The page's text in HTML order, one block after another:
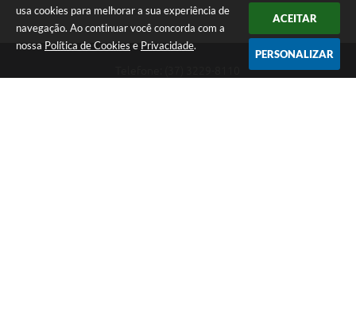
usa cookies para melhorar a sua experiência de
navegação. Ao continuar você concorda com a
nossa Política de Cookies e Privacidade.
ACEITAR
PERSONALIZAR